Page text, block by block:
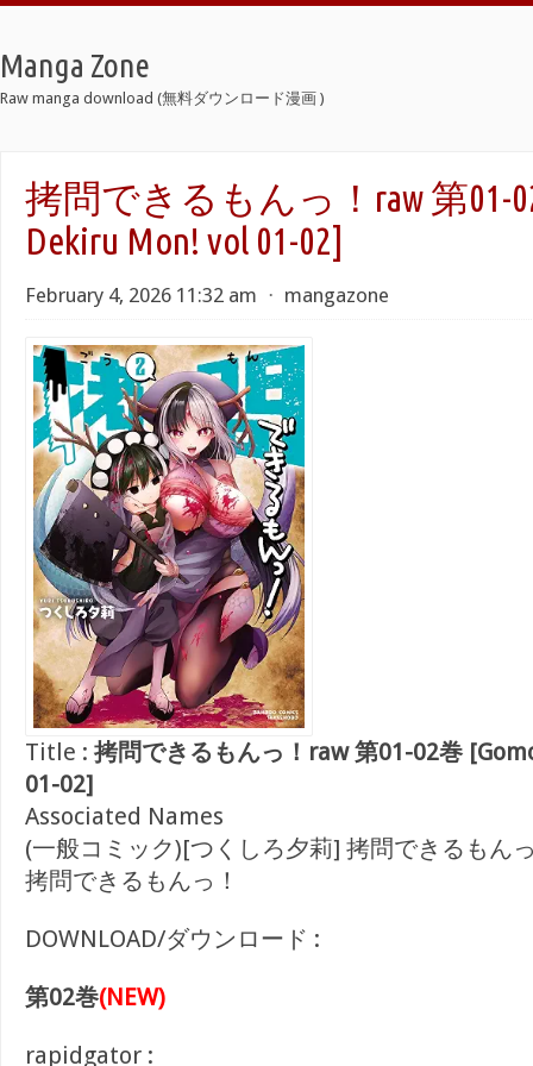
Manga Zone
Raw manga download (無料ダウンロード漫画 )
拷問できるもんっ！raw 第01-
Dekiru Mon! vol 01-02]
February 4, 2026 11:32 am ⋅ mangazone
Title : 拷問できるもんっ！raw 第01-02巻
01-02]
Associated Names
(一般コミック)[つくしろ夕莉] 拷問できるもん
拷問できるもんっ！
DOWNLOAD/ダウンロード :
第02巻(NEW)
rapidgator :